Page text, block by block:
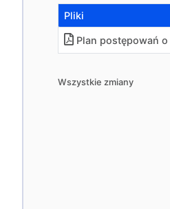
Pliki
Plan postępowań
Wszystkie zmiany